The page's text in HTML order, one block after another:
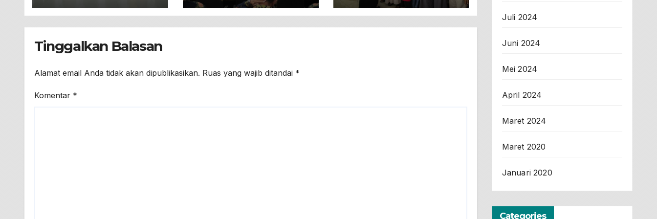
Kolaborasi
Berkualitas
Tinggalkan Balasan
Alamat email Anda tidak akan dipublikasikan. Ruas yang wajib ditandai *
Komentar *
Juli 2024
Juni 2024
Mei 2024
April 2024
Maret 2024
Maret 2020
Januari 2020
Categories